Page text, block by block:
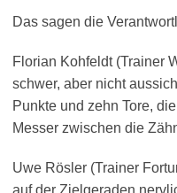
Das sagen die
Florian Kohfeldt (Trainer
schwer, aber nicht
Punkte und zehn Tore,
Messer zwischen die
Uwe Rösler (Trainer
auf der Zielgeraden